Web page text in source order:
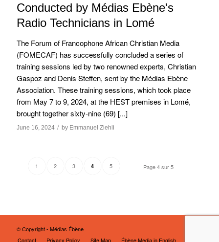
Conducted by Médias Ebène's
Radio Technicians in Lomé
The Forum of Francophone African Christian Media
(FOMECAF) has successfully concluded a series of
training sessions led by two renowned experts, Christian
Gaspoz and Denis Steffen, sent by the Médias Ebène
Association. These training sessions, which took place
from May 7 to 9, 2024, at the HEST premises in Lomé,
brought together sixty-nine (69) [...]
June 16, 2024 / by Emmanuel Ziehli
Page 4 sur 5
1 2 3 4 5
© Copyright - Médias Ébène
Contact
Privacy Policy Site Map Ébène Media in English